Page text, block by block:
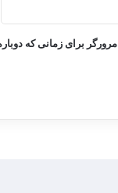
برای زمانی که